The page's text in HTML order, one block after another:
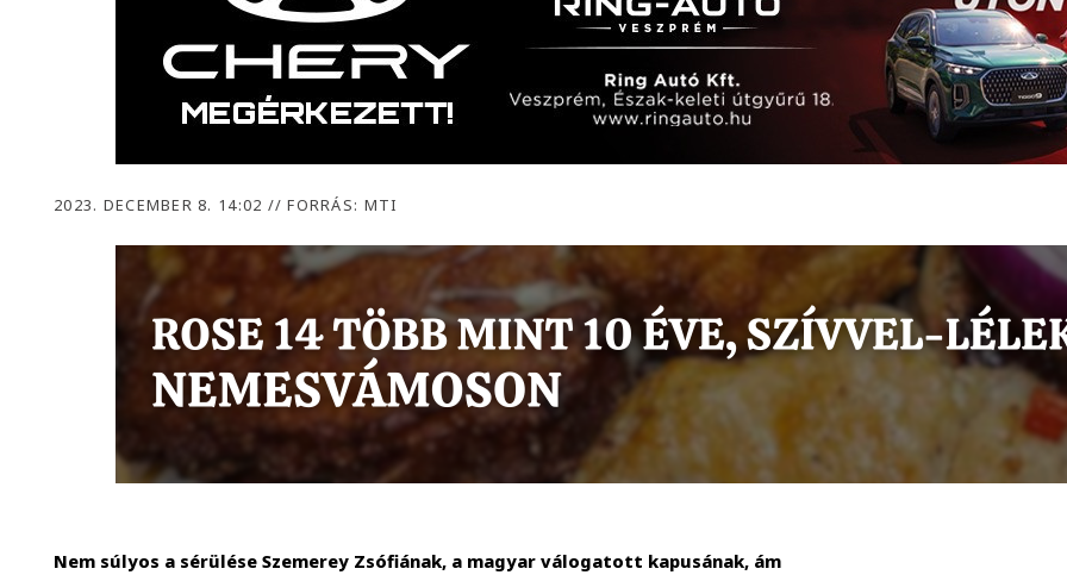
2023. DECEMBER 8. 14:02 // FORRÁS: MTI
Nem súlyos a sérülése Szemerey Zsófiának, a magyar válogatott kapusának, ám